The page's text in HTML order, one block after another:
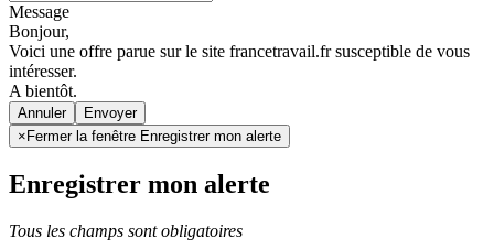
Message
Bonjour,
Voici une offre parue sur le site francetravail.fr susceptible de vous
intéresser.
A bientôt.
Annuler
× Fermer la fenêtre Enregistrer mon alerte
Enregistrer mon alerte
Tous les champs sont obligatoires